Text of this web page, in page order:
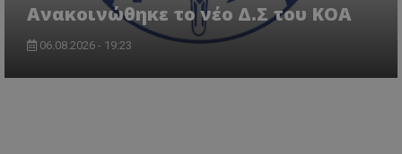
Aνακοινώθηκε το νέο Δ.Σ του ΚΟΑ
06.08.2026 - 19:23